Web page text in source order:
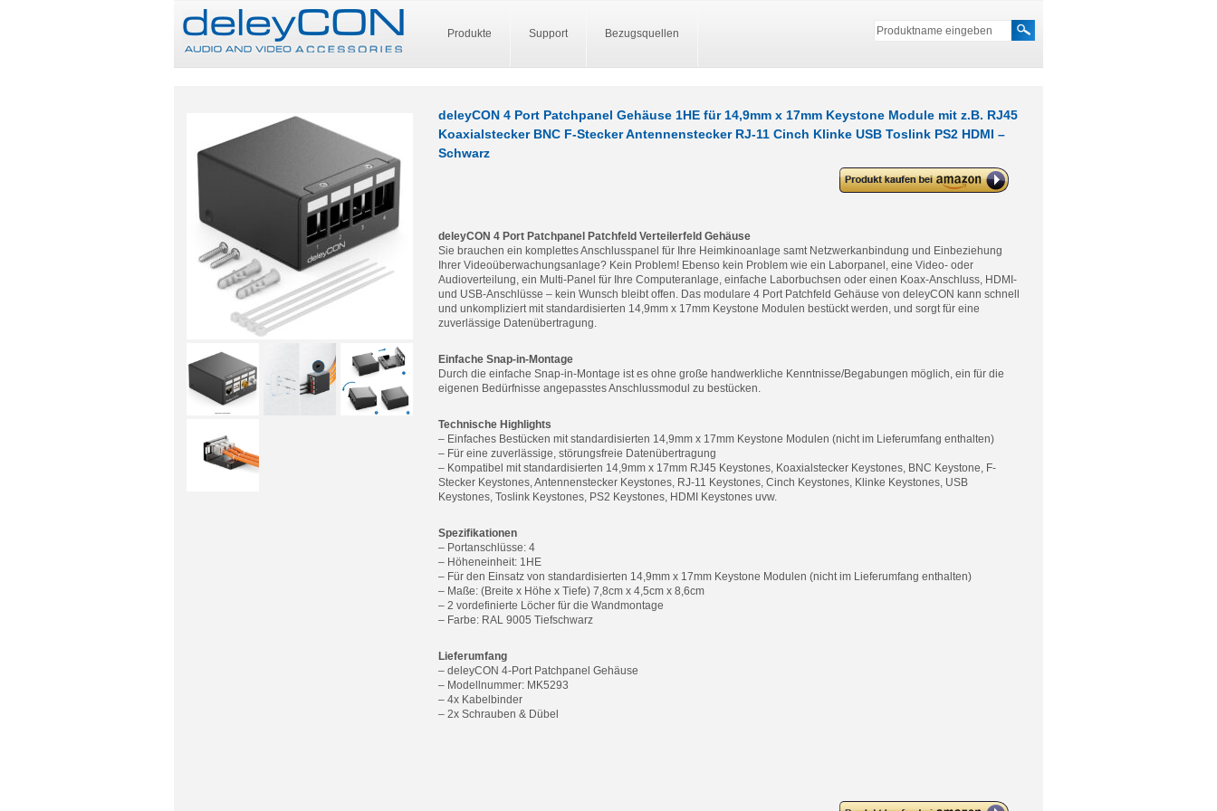
Produkte Support Bezugsquellen
deleyCON 4 Port Patchpanel Gehäuse 1HE für 14,9mm x 17mm Keystone Module mit z.B. RJ45
Koaxialstecker BNC F-Stecker Antennenstecker RJ-11 Cinch Klinke USB Toslink PS2 HDMI –
Schwarz
deleyCON 4 Port Patchpanel
Gehäuse 1HE für 14,9mm x 17mm
Klinke USB Toslink PS2 HDMI –
Schwarz
deleyCON 4 Port Patchpanel Patchfeld Verteilerfeld Gehäuse
Sie brauchen ein komplettes Anschlusspanel für Ihre Heimkinoanlage samt Netzwerkanbindung und Einbeziehung
Ihrer Videoüberwachungsanlage? Kein Problem! Ebenso kein Problem wie ein Laborpanel, eine Video- oder
Audioverteilung, ein Multi-Panel für Ihre Computeranlage, einfache Laborbuchsen oder einen Koax-Anschluss, HDMI-
und USB-Anschlüsse – kein Wunsch bleibt offen. Das modulare 4 Port Patchfeld Gehäuse von deleyCON kann schnell
und unkompliziert mit standardisierten 14,9mm x 17mm Keystone Modulen bestückt werden, und sorgt für eine
zuverlässige Datenübertragung.
Einfache Snap-in-Montage
Durch die einfache Snap-in-Montage ist es ohne große handwerkliche Kenntnisse/Begabungen möglich, ein für die
eigenen Bedürfnisse angepasstes Anschlussmodul zu bestücken.
Technische Highlights
– Einfaches Bestücken mit standardisierten 14,9mm x 17mm Keystone Modulen (nicht im Lieferumfang enthalten)
– Für eine zuverlässige, störungsfreie Datenübertragung
– Kompatibel mit standardisierten 14,9mm x 17mm RJ45 Keystones, Koaxialstecker Keystones, BNC Keystone, F-
Stecker Keystones, Antennenstecker Keystones, RJ-11 Keystones, Cinch Keystones, Klinke Keystones, USB
Keystones, Toslink Keystones, PS2 Keystones, HDMI Keystones uvw.
Spezifikationen
– Portanschlüsse: 4
– Höheneinheit: 1HE
– Für den Einsatz von standardisierten 14,9mm x 17mm Keystone Modulen (nicht im Lieferumfang enthalten)
– Maße: (Breite x Höhe x Tiefe) 7,8cm x 4,5cm x 8,6cm
– 2 vordefinierte Löcher für die Wandmontage
– Farbe: RAL 9005 Tiefschwarz
Lieferumfang
– deleyCON 4-Port Patchpanel Gehäuse
– Modellnummer: MK5293
– 4x Kabelbinder
– 2x Schrauben & Dübel
deleyCON 4 Port Patchpanel